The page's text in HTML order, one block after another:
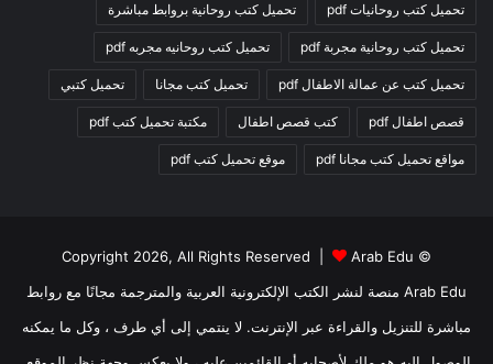
تحميل كتب روحانيات pdf تحميل كتب روحانية بروابط مباشرة
تحميل كتب روحانية مجربة pdf تحميل كتب روحانيه مجربه pdf
تحميل كتب عن عمالة الاطفال pdf تحميل كتب مجانا تحميل كتبي
قصص اطفال pdf كتب قصص اطفال مكتبة تحميل كتب pdf
مواقع تحميل كتب مجانا pdf موقع تحميل كتب pdf
© Copyright 2026, All Rights Reserved |
Arab Edu
Arab Edu منصة لنشر الكتب الإلكترونية العربية والمترجمة مجانًا مع روابط
مباشرة للتنزيل والقراءة عبر الإنترنت. لا ينتمي إلى أي طرف ، وكل ما يمكنه